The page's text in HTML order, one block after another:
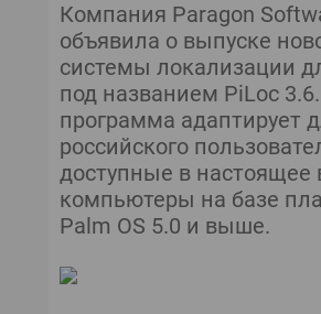
Компания Paragon
объявила о выпуске
системы локализации
под названием PiLoc
программа адаптирует
российского
доступные в настоящее
компьютеры на базе
Palm OS 5.0 и выше.